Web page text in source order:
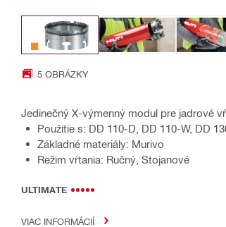
5 OBRÁZKY
Jedinečný X-výmenný modul pre jadrové
Použitie s: DD 110-D, DD 110-W, DD
Základné materiály: Murivo
Režim vŕtania: Ručný, Stojanové
ULTIMATE
VIAC INFORMÁCIÍ